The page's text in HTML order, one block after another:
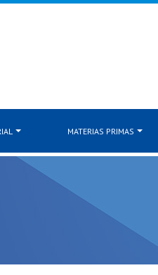
MATERIAS PRIMAS